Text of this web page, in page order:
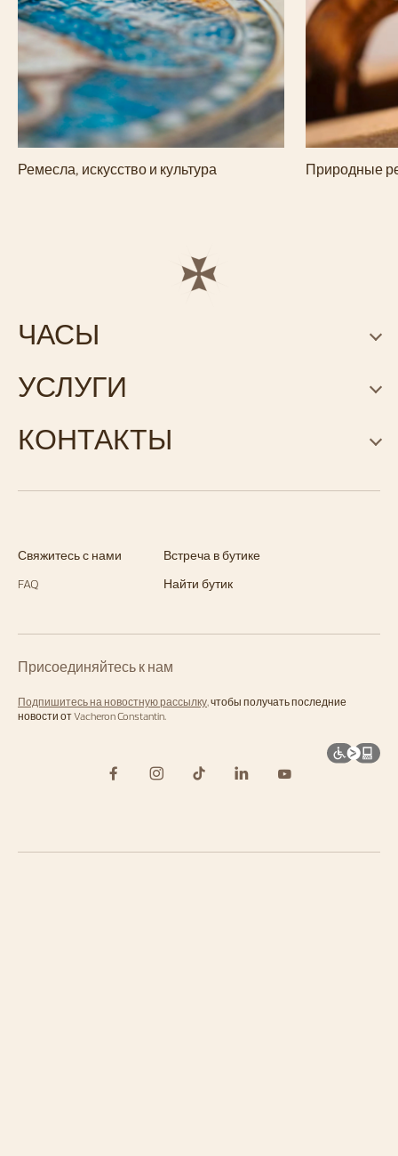
Ремесла, искусство и культура Природные
Свяжитесь с нами
Встреча в бутике
FAQ
Найти бутик
Присоединяйтесь к нам
Подпишитесь на новостную рассылку, чтобы получать последние
новости от Vacheron Constantin.
ЧАСЫ
УСЛУГИ
КОНТАКТЫ